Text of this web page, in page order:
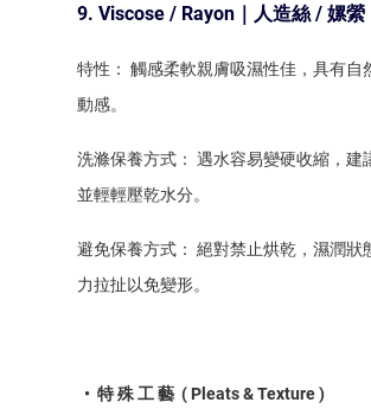
9. Viscose / Rayon｜人造絲 / 嫘縈
特性： 觸感柔軟親膚吸濕性佳，具有自
動感。
洗滌保養方式： 遇水容易變硬收縮，建
並輕輕壓乾水分。
避免保養方式： 絕對禁止烘乾，濕潤狀
力拉扯以免變形。
• 特 殊 工 藝 ( Pleats & Texture )